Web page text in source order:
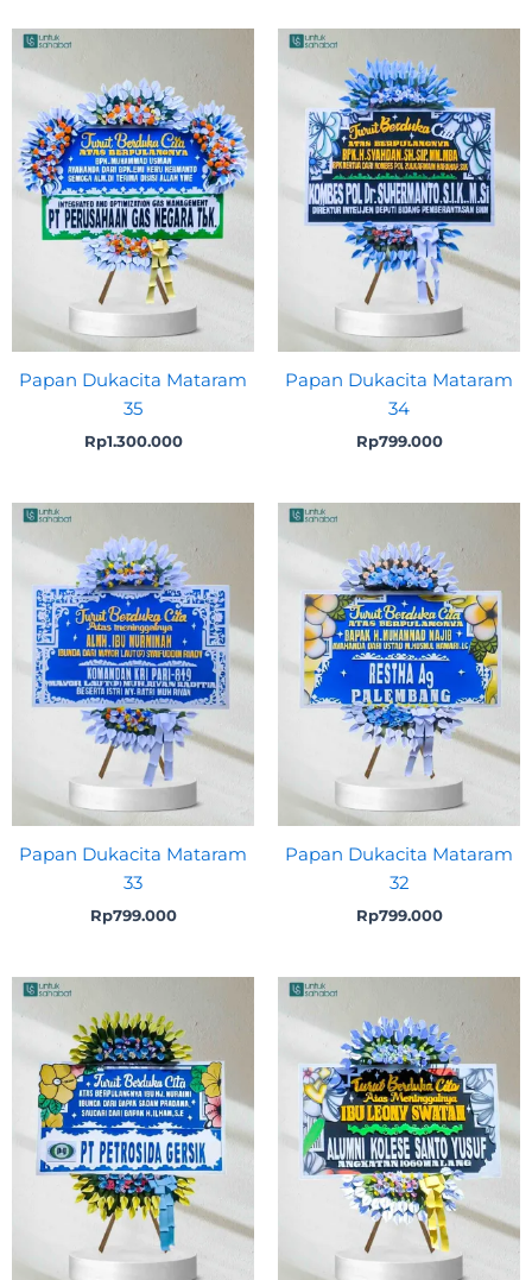
Papan Dukacita Mataram
35
Rp1.300.000
Papan Dukacita Mataram
34
Rp799.000
Papan Dukacita Mataram
33
Rp799.000
Papan Dukacita Mataram
32
Rp799.000